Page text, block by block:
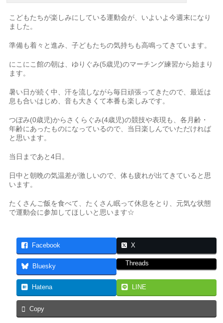
こどもたちが楽しみにしている運動会が、いよいよ今週末になり
ました。
準備も着々と進み、子どもたちの気持ちも高鳴ってきています。
にこにこ館の朝は、ゆりぐみ(5歳児)のマーチング練習から始まり
ます。
暑い日が続く中、汗を流しながら毎日頑張ってきたので、最近は
息も合いはじめ、音も大きくて本番も楽しみです。
つぼみ(0歳児)からさくらぐみ(4歳児)の競技や表現も、各月齢・
年齢にあったものになっているので、当日楽しんでいただければ
と思います。
当日まであと4日。
日中と朝晩の気温差が激しいので、体も疲れが出てきていると思
います。
たくさんご飯を食べて、たくさん眠って休息をとり、元気な状態
で運動会に参加してほしいと思います☆
Facebook X
Bluesky Threads
Hatena LINE
Copy